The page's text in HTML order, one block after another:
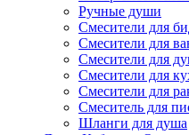
Ручные души
Смесители для
Смесители для
Смесители для
Смесители для
Смесители для
Смеситель для
Шланги для душа